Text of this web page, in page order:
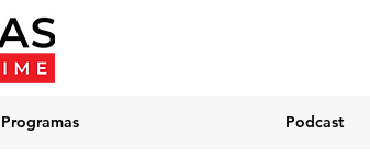
Programas Podcast